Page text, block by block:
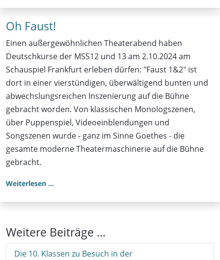
Oh Faust!
Einen außergewöhnlichen Theaterabend haben
Deutschkurse der MSS12 und 13 am 2.10.2024 am
Schauspiel Frankfurt erleben dürfen: "Faust 1&2" ist
dort in einer vierstündigen, überwältigend bunten und
abwechslungsreichen Inszenierung auf die Bühne
gebracht worden. Von klassischen Monologszenen,
über Puppenspiel, Videoeinblendungen und
Songszenen wurde - ganz im Sinne Goethes - die
gesamte moderne Theatermaschinerie auf die Bühne
gebracht.
Weiterlesen …
Weitere Beiträge …
Die 10. Klassen zu Besuch in der